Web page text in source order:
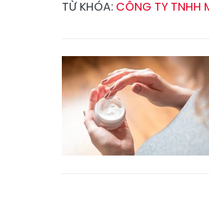
TỪ KHÓA: CÔNG TY TNHH